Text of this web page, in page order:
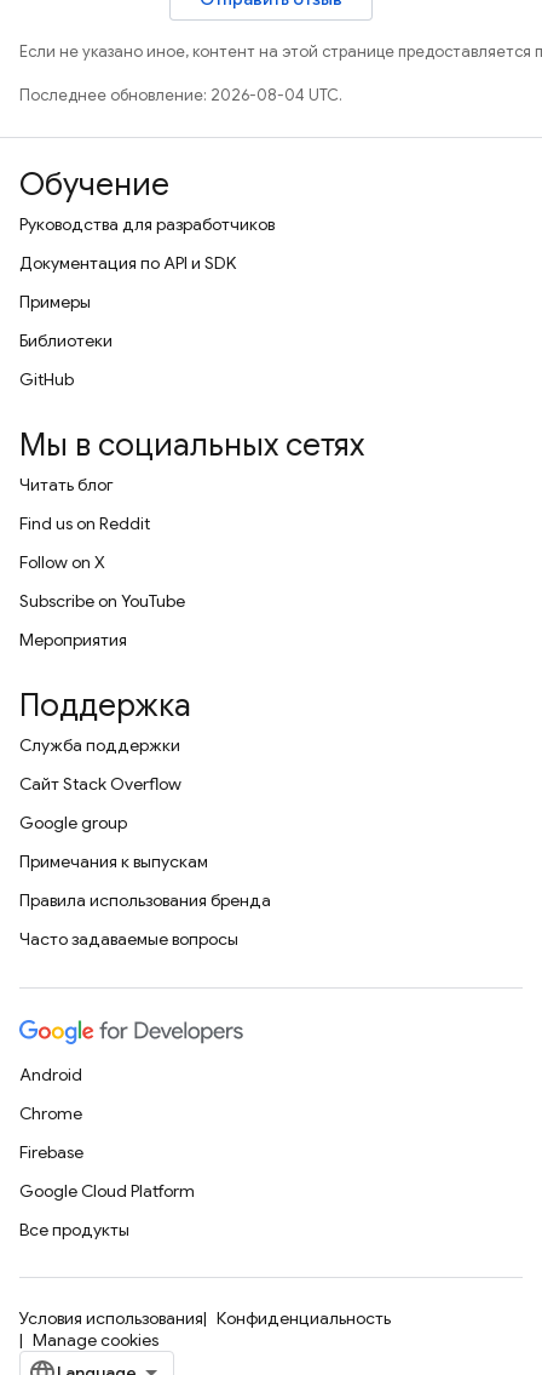
Если не указано иное, контент на этой странице предоставляется
Последнее обновление: 2026-08-04 UTC.
Обучение
Руководства для разработчиков
Документация по API и SDK
Примеры
Библиотеки
GitHub
Мы в социальных сетях
Читать блог
Find us on Reddit
Follow on X
Subscribe on YouTube
Мероприятия
Поддержка
Служба поддержки
Сайт Stack Overflow
Google group
Примечания к выпускам
Правила использования бренда
Часто задаваемые вопросы
Android
Chrome
Firebase
Google Cloud Platform
Все продукты
Условия использования
Конфиденциальность
Manage cookies